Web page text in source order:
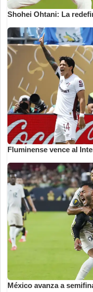
Shohei Ohtani: La
Fluminense vence al
México avanza a